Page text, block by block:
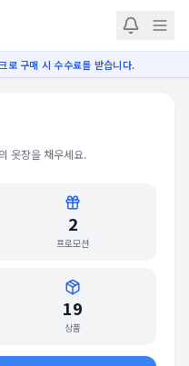
로 구매 시 수수료를 받습니다.
옷장을 채우세요.
2
프로모션
19
상품